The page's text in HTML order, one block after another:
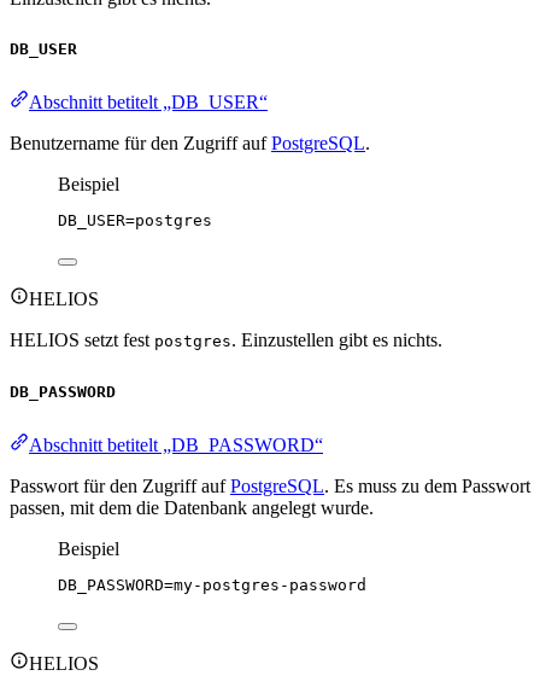
DB_USER
Abschnitt betitelt „DB_USER“
Benutzername für den Zugriff aufPostgreSQL.
Beispiel
DB_USER=postgres
HELIOS
HELIOS setzt fest postgres. Einzustellen gibt es nichts.
DB_PASSWORD
Abschnitt betitelt „DB_PASSWORD“
Passwort für den Zugriff aufPostgreSQL. Es muss zu dem Passwort
passen, mit dem die Datenbank angelegt wurde.
Beispiel
DB_PASSWORD=my-postgres-password
HELIOS